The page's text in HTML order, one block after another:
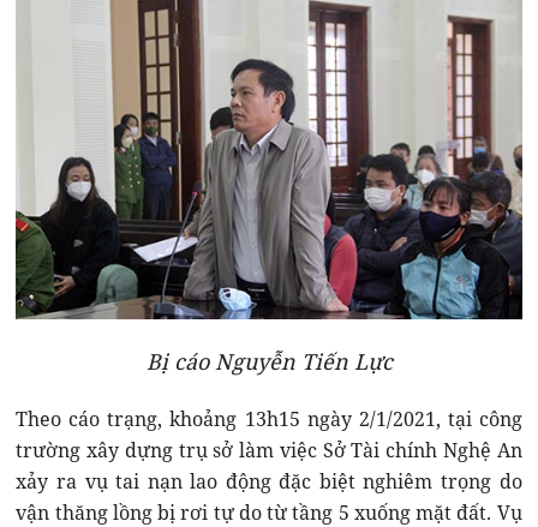
Bị cáo Nguyễn Tiến Lực
Theo cáo trạng, khoảng 13h15 ngày 2/1/2021, tại công
trường xây dựng trụ sở làm việc Sở Tài chính Nghệ An
xảy ra vụ tai nạn lao động đặc biệt nghiêm trọng do
vận thăng lồng bị rơi tự do từ tầng 5 xuống mặt đất. Vụ